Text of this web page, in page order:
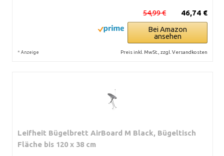
46,74 €
54,99 €
Bei Amazon
ansehen
* Anzeige Preis inkl. MwSt., zzgl. Versandkosten
Leifheit Bügelbrett AirBoard M Black, Bügeltisch
Fläche bis 120 x 38 cm